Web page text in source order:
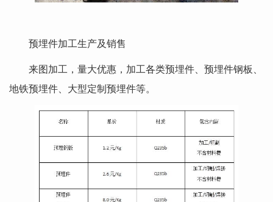
预埋件加工生产及销售
来图加工，量大优惠，加工各类预埋件、预埋件钢板、
地铁预埋件、大型定制预埋件等。